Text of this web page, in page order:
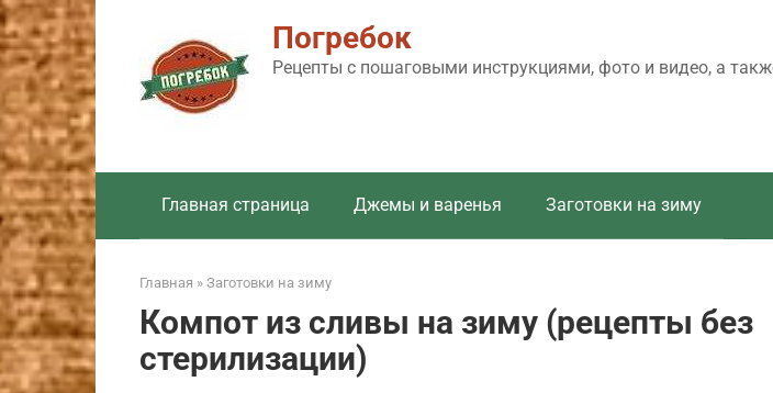
Перейти
к
контенту
Погребок
Рецепты с пошаговыми инструкциями, фото и видео, а
Главная страница Джемы и варенья Заготовки на зиму
Главная » Заготовки на зиму
Компот из сливы на зиму (рецепты без
стерилизации)